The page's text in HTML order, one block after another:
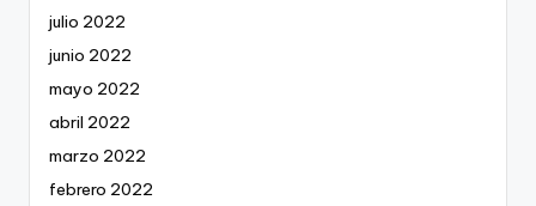
julio 2022
junio 2022
mayo 2022
abril 2022
marzo 2022
febrero 2022